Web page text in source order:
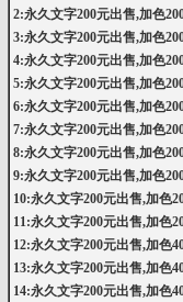
2:永久文字200元出售,加色
3:永久文字200元出售,加色
4:永久文字200元出售,加色
5:永久文字200元出售,加色
6:永久文字200元出售,加色
7:永久文字200元出售,加色
8:永久文字200元出售,加色
9:永久文字200元出售,加色
10:永久文字200元出售,加色
11:永久文字200元出售,加色
12:永久文字200元出售,加色
13:永久文字200元出售,加色
14:永久文字200元出售,加色